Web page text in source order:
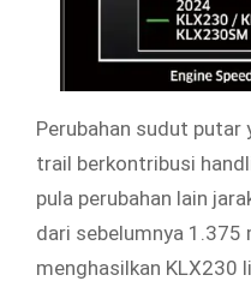
Perubahan sudut putar
trail berkontribusi
pula perubahan lain
dari sebelumnya
menghasilkan KLX230